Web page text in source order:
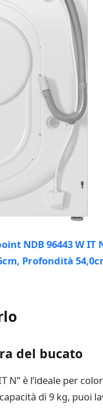
del bucato
N” è l’ideale per
di 9 kg, puoi